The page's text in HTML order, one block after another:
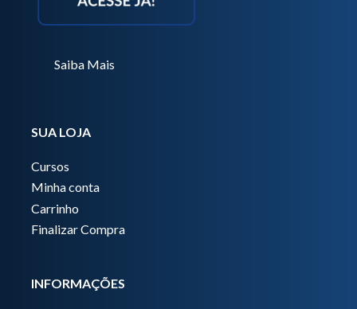
Saiba Mais
SUA LOJA
Cursos
Minha conta
Carrinho
Finalizar Compra
INFORMAÇÕES